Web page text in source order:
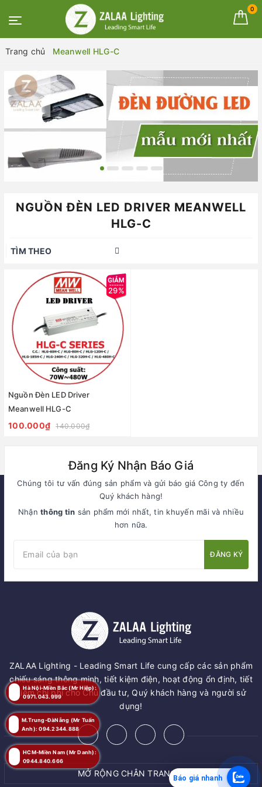
0
Trang chủ Meanwell HLG-C
NGUỒN ĐÈN LED DRIVER MEANWELL
HLG-C
TÌM THEO
29%
Nguồn Đèn LED Driver
Meanwell HLG-C
100.000₫ 140.000₫
Đăng Ký Nhận Báo Giá
Chúng tôi tư vấn đúng sản phẩm và gửi báo giá Công ty đến
Quý khách hàng!
Nhậnthông tin sản phẩm mới nhất, tin khuyến mãi và nhiều
hơn nữa.
ĐĂNG KÝ
ZALAA Lighting - Leading Smart Life cung cấp các sản phẩm
chiếu sáng thông minh, tiết kiệm điện, hoạt động ổn định, tiết
kiệm chi phí cho Chủ đầu tư, Quý khách hàng và người sử
dụng!
MỞ RỘNG CHÂN TRANG
HCM-Miền Nam (Mr Danh):
0944.840.666
Hà Nội-Miền Bắc (Mr Hiệp):
0971.043.999
M.Trung-ĐàNẵng (Mr Tuấn
Anh): 094.2344.888
Báo giá nhanh